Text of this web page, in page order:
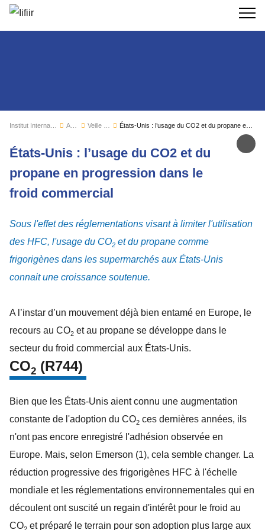
Actualités
États-Unis : l’usage du CO2 et du propane en progression dans le froid commercial
États-Unis : l’usage du CO2 et du
propane en progression dans le
froid commercial
Sous l'effet des réglementations visant à limiter l'utilisation
des HFC, l'usage du CO2 et du propane comme
frigorigènes dans les supermarchés aux États-Unis
connait une croissance soutenue.
A l’instar d’un mouvement déjà bien entamé en Europe, le
recours au CO2 et au propane se développe dans le
secteur du froid commercial aux États-Unis.
CO2 (R744)
Bien que les États-Unis aient connu une augmentation
constante de l'adoption du CO2 ces dernières années, ils
n'ont pas encore enregistré l'adhésion observée en
Europe. Mais, selon Emerson (1), cela semble changer. La
réduction progressive des frigorigènes HFC à l'échelle
mondiale et les réglementations environnementales qui en
découlent ont suscité un regain d'intérêt pour le froid au
CO et préparé le terrain pour son adoption plus large aux